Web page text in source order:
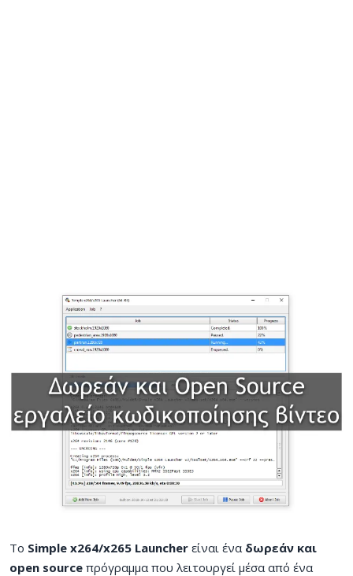
Το Simple x264/x265 Launcher είναι ένα δωρεάν και
open source πρόγραμμα που λειτουργεί μέσα από ένα